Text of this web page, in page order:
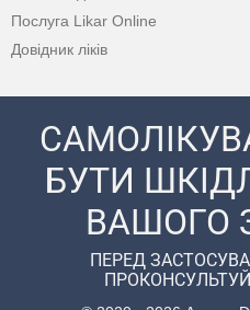
Послуга Likar Online
Довідник ліків
БУТИ
ВАШОГО
ПЕРЕД